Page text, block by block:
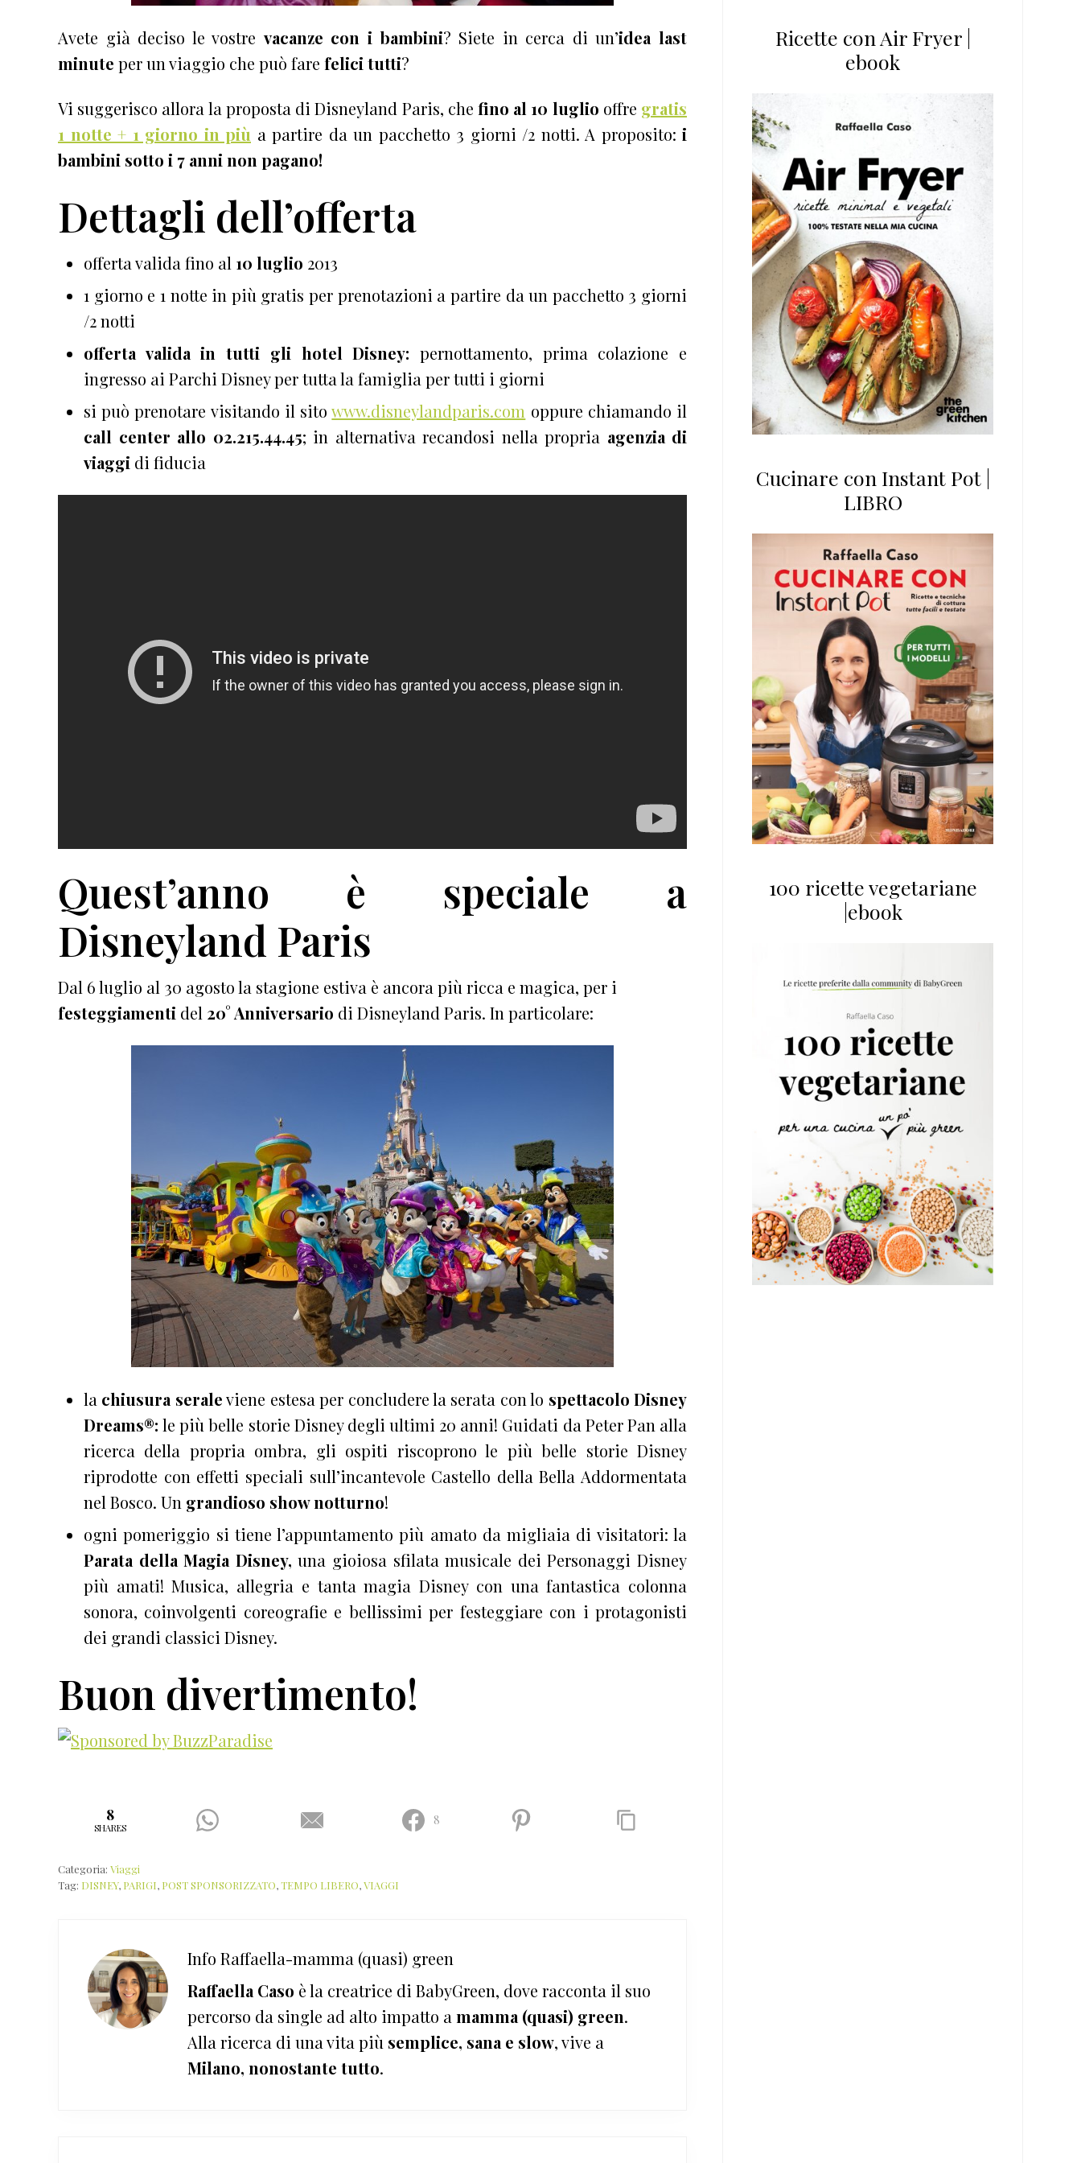
Avete già deciso le vostre vacanze con i bambini? Siete in cerca di un’idea last
minute per un viaggio che può fare felici tutti?
Vi suggerisco allora la proposta di Disneyland Paris, che fino al 10 luglio offre gratis
1 notte + 1 giorno in più a partire da un pacchetto 3 giorni /2 notti. A proposito: i
bambini sotto i 7 anni non pagano!
Dettagli dell’offerta
offerta valida fino al 10 luglio 2013
1 giorno e 1 notte in più gratis per prenotazioni a partire da un pacchetto 3 giorni
/2 notti
offerta valida in tutti gli hotel Disney: pernottamento, prima colazione e
ingresso ai Parchi Disney per tutta la famiglia per tutti i giorni
si può prenotare visitando il sitowww.disneylandparis.com oppure chiamando il
call center allo 02.215.44.45; in alternativa recandosi nella propria agenzia di
viaggi di fiducia
Quest’anno è speciale a
Disneyland Paris
Dal 6 luglio al 30 agosto la stagione estiva è ancora più ricca e magica, per i
festeggiamenti del 20° Anniversario di Disneyland Paris. In particolare:
la chiusura seraleviene estesa per concludere la serata con lo spettacolo Disney
Dreams®:le più belle storie Disney degli ultimi 20 anni! Guidati da Peter Pan alla
ricerca della propria ombra, gli ospiti riscoprono le più belle storie Disney
riprodotte con effetti speciali sull’incantevole Castello della Bella Addormentata
nel Bosco. Un grandioso show notturno!
ogni pomeriggio si tiene l’appuntamento più amato da migliaia di visitatori: la
Parata della Magia Disney, una gioiosa sfilata musicale dei Personaggi Disney
più amati! Musica, allegria e tanta magia Disney con una fantastica colonna
sonora, coinvolgenti coreografie e bellissimi per festeggiare con i protagonisti
dei grandi classici Disney.
Buon divertimento!
8
SHARES
8
Categoria: Viaggi
Tag: DISNEY, PARIGI, POST SPONSORIZZATO,TEMPO LIBERO,VIAGGI
Info Raffaella-mamma (quasi) green
Raffaella Caso è la creatrice di BabyGreen, dove racconta il suo
percorso da single ad alto impatto a mamma (quasi) green.
Alla ricerca di una vita più semplice, sana e slow, vive a
Milano, nonostante tutto.
Ricette con Air Fryer |
ebook
Cucinare con Instant Pot |
LIBRO
100 ricette vegetariane
|ebook